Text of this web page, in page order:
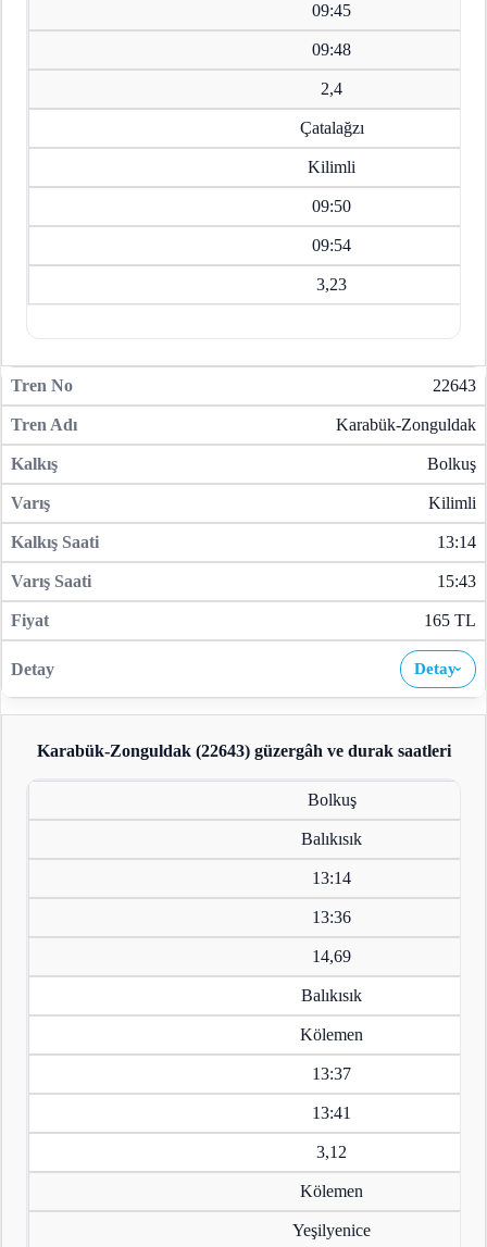
09:45
09:48
2,4
Çatalağzı
Kilimli
09:50
09:54
3,23
22643
Karabük-Zonguldak
Bolkuş
Kilimli
13:14
15:43
165 TL
Detay›
Karabük-Zonguldak (22643)güzergâh ve durak saatleri
Bolkuş
Balıkısık
13:14
13:36
14,69
Balıkısık
Kölemen
13:37
13:41
3,12
Kölemen
Yeşilyenice